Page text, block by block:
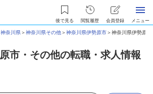
後で見る 閲覧履歴 会員登録 メニュー
神奈川県＞神奈川県その他＞神奈川県伊勢原市＞神奈川県伊勢原
市・その他の転職・求人情報